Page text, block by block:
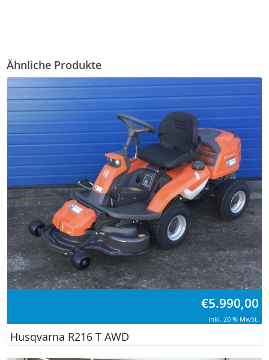
Ähnliche Produkte
€5.990,00
inkl. 20 % MwSt.
Husqvarna R216 T AWD